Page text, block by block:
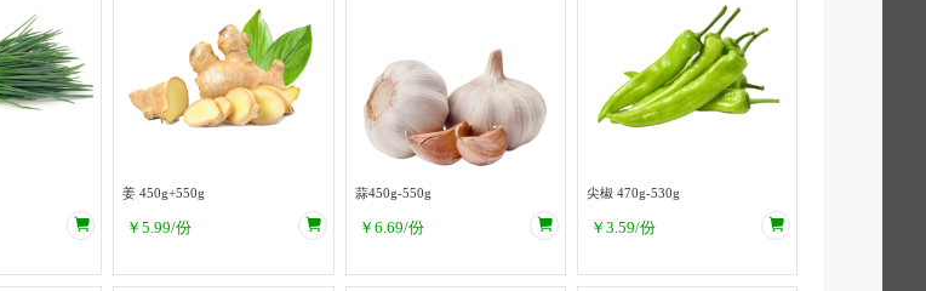
姜 450g+550g
￥5.99/份
蒜450g-550g
￥ 6.69/份
尖椒 470g-530g
￥ 3.59/份